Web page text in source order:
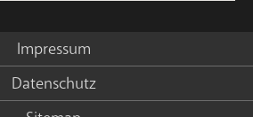
Impressum
Datenschutz